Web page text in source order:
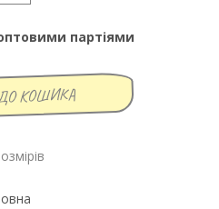
партіями